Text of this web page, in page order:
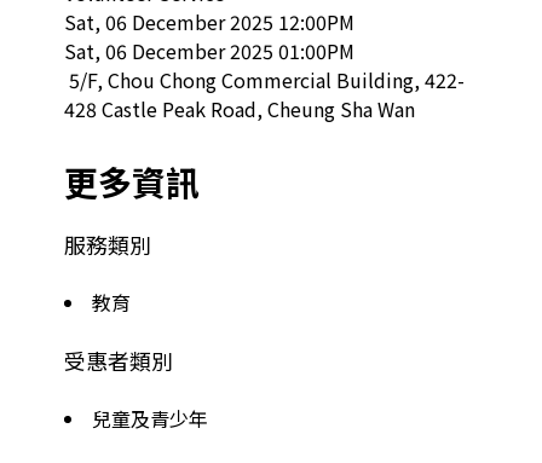
Sat, 06 December 2025 12:00PM
Sat, 06 December 2025 01:00PM
428 Castle Peak Road, Cheung Sha Wan
更多資訊
服務類別
教育
受惠者類別
兒童及青少年